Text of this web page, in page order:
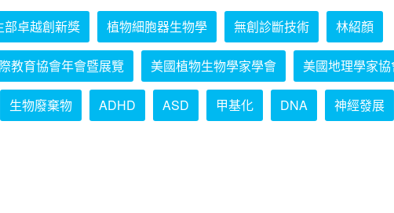
部卓越創新獎 植物細胞器生物學 無創診斷技術 林紹顏
教育協會年會暨展覽 美國植物生物學家學會 美國地理學家協
生物廢棄物 ADHD ASD 甲基化 DNA 神經發展